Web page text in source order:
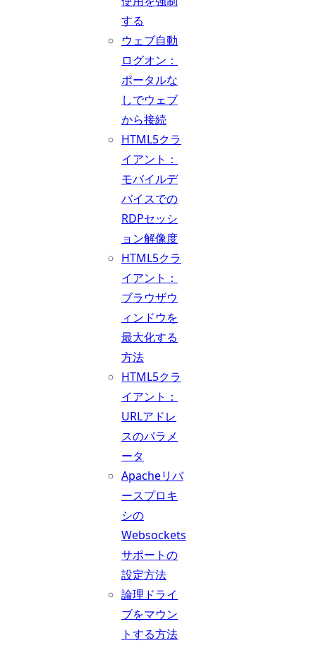
する
ウェブ自動
ログオン：
ポータルな
しでウェブ
から接続
HTML5クラ
イアント：
モバイルデ
バイスでの
RDPセッシ
ョン解像度
HTML5クラ
イアント：
ブラウザウ
ィンドウを
最大化する
方法
HTML5クラ
イアント：
URLアドレ
スのパラメ
ータ
Apacheリバ
ースプロキ
シの
Websockets
サポートの
設定方法
論理ドライ
ブをマウン
トする方法